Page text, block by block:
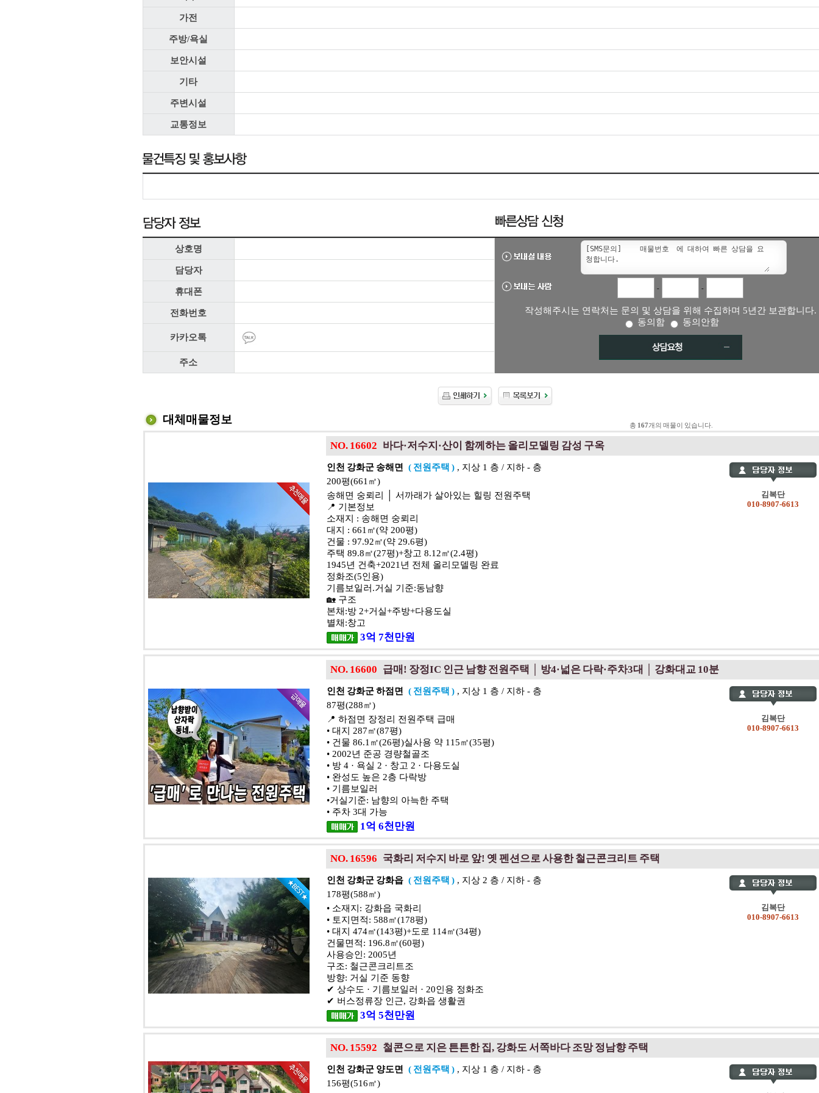
가전
주방/욕실
보안시설
기타
주변시설
교통정보
상호명
담당자
휴대폰
전화번호
카카오톡
주소
- -
작성해주시는 연락처는 문의 및 상담을 위해 수집하며 5년간 보관합니다.
동의함
동의안함
대체매물정보 총 167개의 매물이 있습니다.
NO. 16602 바다·저수지·산이 함께하는 올리모델링 감성 구옥
인천 강화군 송해면 ( 전원주택 ), 지상 1 층 / 지하 - 층
200평(661㎡)
송해면 숭뢰리 │ 서까래가 살아있는 힐링 전원주택
📍 기본정보
소재지 : 송해면 숭뢰리
대지 : 661㎡(약 200평)
건물 : 97.92㎡(약 29.6평)
주택 89.8㎡(27평)+창고 8.12㎡(2.4평)
1945년 건축+2021년 전체 올리모델링 완료
정화조(5인용)
기름보일러.거실 기준:동남향
🏡 구조
본채:방 2+거실+주방+다용도실
별채:창고
김복단
010-8907-6613
3억 7천만원
NO. 16600 급매! 장정IC 인근 남향 전원주택 │ 방4·넓은 다락·주차3대 │ 강화대교 10분
인천 강화군 하점면 ( 전원주택 ), 지상 1 층 / 지하 - 층
87평(288㎡)
📍 하점면 장정리 전원주택 급매
• 대지 287㎡(87평)
• 건물 86.1㎡(26평)실사용 약 115㎡(35평)
• 2002년 준공 경량철골조
• 방 4 · 욕실 2 · 창고 2 · 다용도실
• 완성도 높은 2층 다락방
• 기름보일러
•거실기준: 남향의 아늑한 주택
• 주차 3대 가능
김복단
010-8907-6613
1억 6천만원
NO. 16596 국화리 저수지 바로 앞! 옛 펜션으로 사용한 철근콘크리트 주택
인천 강화군 강화읍 ( 전원주택 ), 지상 2 층 / 지하 - 층
178평(588㎡)
• 소재지: 강화읍 국화리
• 토지면적: 588㎡(178평)
• 대지 474㎡(143평)+도로 114㎡(34평)
건물면적: 196.8㎡(60평)
사용승인: 2005년
구조: 철근콘크리트조
방향: 거실 기준 동향
✔ 상수도 · 기름보일러 · 20인용 정화조
✔ 버스정류장 인근, 강화읍 생활권
김복단
010-8907-6613
3억 5천만원
NO. 15592 철콘으로 지은 튼튼한 집, 강화도 서쪽바다 조망 정남향 주택
인천 강화군 양도면 ( 전원주택 ), 지상 1 층 / 지하 - 층
156평(516㎡)